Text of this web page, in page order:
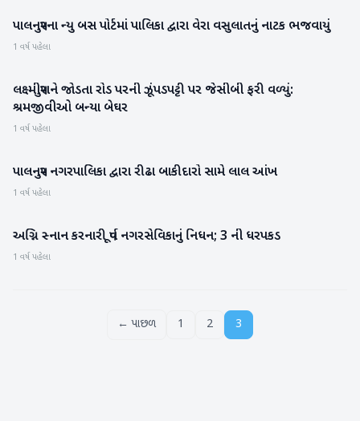
બનાસકાંઠા
પાલનપુરના ન્યુ બસ પોર્ટમાં પાલિકા દ્વારા વેરા વસુલાતનું નાટક ભજવાયું
1 વર્ષ પહેલા
બનાસકાંઠા
લક્ષ્મીપુરાને જોડતા રોડ પરની ઝૂંપડપટ્ટી પર જેસીબી ફરી વળ્યું:
શ્રમજીવીઓ બન્યા બેઘર
1 વર્ષ પહેલા
બનાસકાંઠા
પાલનપુર નગરપાલિકા દ્વારા રીઢા બાકીદારો સામે લાલ આંખ
1 વર્ષ પહેલા
બનાસકાંઠા
અગ્નિ સ્નાન કરનારી પૂર્વ નગરસેવિકાનું નિધન; 3 ની ધરપકડ
1 વર્ષ પહેલા
← પાછળ 1 2 3